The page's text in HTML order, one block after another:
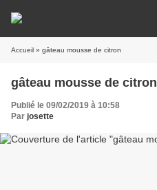
Accueil » gâteau mousse de citron
gâteau mousse de citron
Publié le 09/02/2019 à 10:58
Par josette